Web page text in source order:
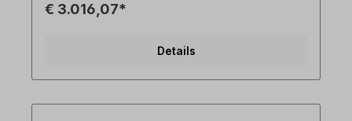
Drehzahl (n²)= 19 U/min, Übersetzung (i)= 69,33,
Bauform= B3, Ausgangswelle= 25 mm, Gewicht=
Betriebsart= S1- 100% ED, Kabelausgang= hinten.
€ 3.016,07*
Details